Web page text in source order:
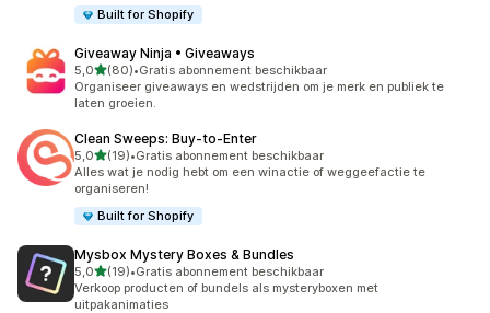
Built for Shopify
Giveaway Ninja • Giveaways
5,0van 5 sterren
(80)
80 recensies in totaal
•Gratis abonnement beschikbaar
Organiseer giveaways en wedstrijden om je merk en publiek te
laten groeien.
Clean Sweeps: Buy‑to‑Enter
5,0van 5 sterren
(19)
19 recensies in totaal
•Gratis abonnement beschikbaar
Alles wat je nodig hebt om een winactie of weggeefactie te
organiseren!
Built for Shopify
Mysbox Mystery Boxes & Bundles
5,0van 5 sterren
(19)
19 recensies in totaal
•Gratis abonnement beschikbaar
Verkoop producten of bundels als mysteryboxen met
uitpakanimaties